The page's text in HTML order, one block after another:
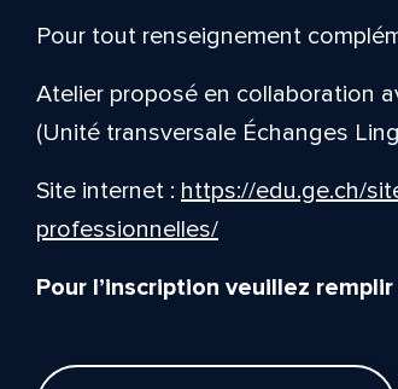
Pour tout renseignement
Atelier proposé en collaboration
(Unité transversale Échanges
Site internet : https://edu.ge.ch/
professionnelles/
Pour l’inscription veuillez remplir